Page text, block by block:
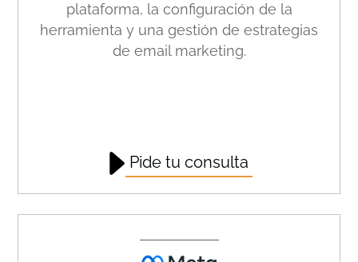
plataforma, la configuración de la
herramienta y una gestión de estrategias
de email marketing.
Pide tu consulta